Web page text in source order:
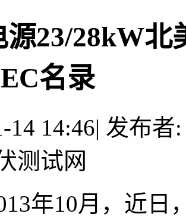
源23/28kW
名录
14 14:46| 发布者
测试网
年10月，近日